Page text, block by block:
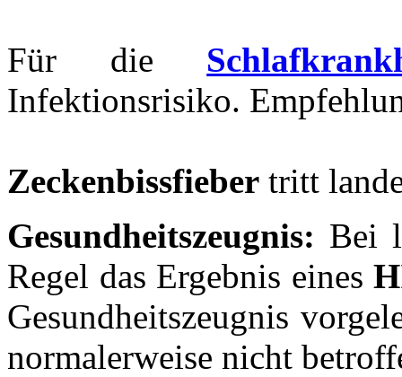
Für die
Infektionsrisiko.
Zeckenbissfieber tritt
Gesundheitszeugnis: Bei
Regel das Ergebnis eines
Gesundheitszeugnis
normalerweise nicht